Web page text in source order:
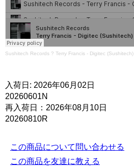
Sushitech Records ? Terry Francis - Digitec (Sushitech)
入荷日: 2026年06月02日
20260601N
再入荷日：2026年08月10日
20260810R
この商品について問い合わせる
この商品を友達に教える